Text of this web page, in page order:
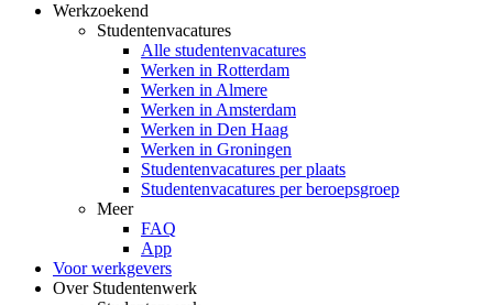
Werkzoekend
Studentenvacatures
Alle studentenvacatures
Werken in Rotterdam
Werken in Almere
Werken in Amsterdam
Werken in Den Haag
Werken in Groningen
Studentenvacatures per plaats
Studentenvacatures per beroepsgroep
Meer
FAQ
App
Voor werkgevers
Over Studentenwerk